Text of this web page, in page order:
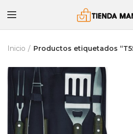
Inicio Productos etiquetados